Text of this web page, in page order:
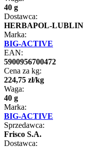
40 g
Dostawca:
HERBAPOL-LUBLIN
Marka:
BIG-ACTIVE
EAN:
5900956700472
Cena za kg:
224,75 zł/kg
Waga:
40 g
Marka:
BIG-ACTIVE
Sprzedawca:
Frisco S.A.
Dostawca: